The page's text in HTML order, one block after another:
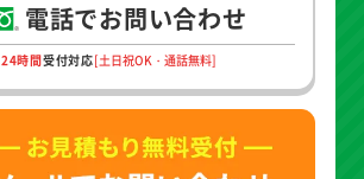
電話でお問い合わせ
24時間受付対応[土日祝OK・通話無料]